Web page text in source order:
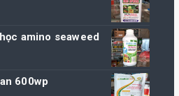
amino seaweed
600wp